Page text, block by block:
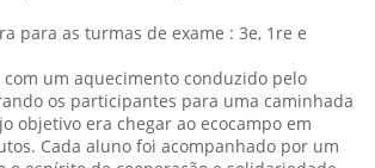
para as turmas de exame : 3e, 1re e
com um aquecimento conduzido pelo
os participantes para uma caminhada
objetivo era chegar ao ecocampo em
Cada aluno foi acompanhado por um